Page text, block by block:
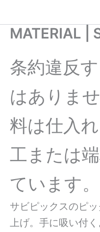
MATERIAL |
条約違反
はありま
料は仕入
工または
ています。
サビピックスのピ
上げ。手に吸い付